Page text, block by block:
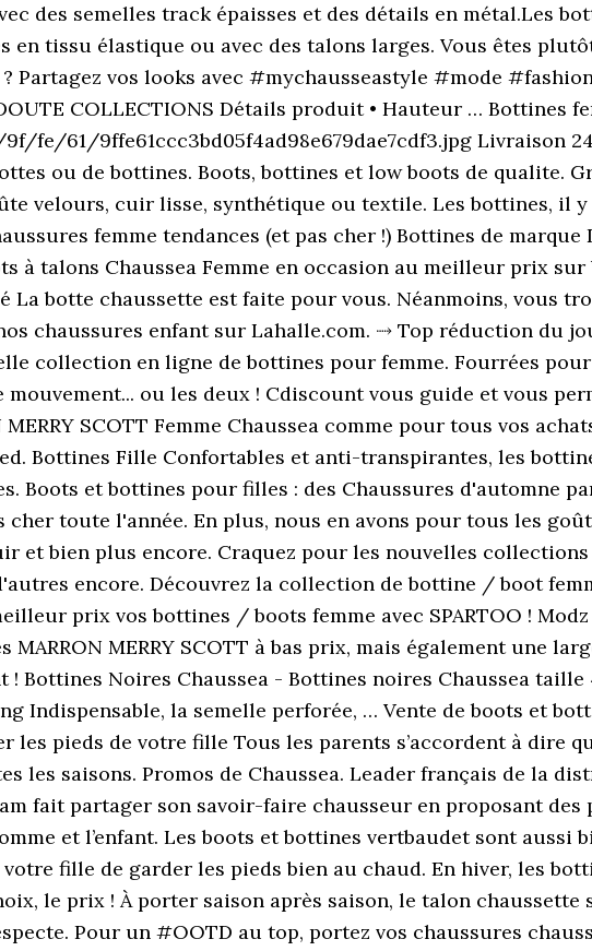
des semelles track épaisses et des détails en métal.Les
en tissu élastique ou avec des talons larges. Vous êtes
Partagez vos looks avec #mychausseastyle #mode
COLLECTIONS Détails produit • Hauteur … Bottines
61/9ffe61ccc3bd05f4ad98e679dae7cdf3.jpg Livraison
ou de bottines. Boots, bottines et low boots de qualite.
velours, cuir lisse, synthétique ou textile. Les bottines, il
femme tendances (et pas cher !) Bottines de marque
à talons Chaussea Femme en occasion au meilleur prix
La botte chaussette est faite pour vous. Néanmoins, vous
chaussures enfant sur Lahalle.com. ⤑ Top réduction du
collection en ligne de bottines pour femme. Fourrées
ou les deux ! Cdiscount vous guide et vous
SCOTT Femme Chaussea comme pour tous vos
Bottines Fille Confortables et anti-transpirantes, les
Boots et bottines pour filles : des Chaussures d'automne
toute l'année. En plus, nous en avons pour tous les
et bien plus encore. Craquez pour les nouvelles collections
encore. Découvrez la collection de bottine / boot
prix vos bottines / boots femme avec SPARTOO !
MERRY SCOTT à bas prix, mais également une
Bottines Noires Chaussea - Bottines noires Chaussea taille
Indispensable, la semelle perforée, … Vente de boots et
les pieds de votre fille Tous les parents s’accordent à dire
les saisons. Promos de Chaussea. Leader français de la
fait partager son savoir-faire chausseur en proposant
et l’enfant. Les boots et bottines vertbaudet sont aussi
fille de garder les pieds bien au chaud. En hiver, les
le prix ! À porter saison après saison, le talon chaussette
Pour un #OOTD au top, portez vos chaussures